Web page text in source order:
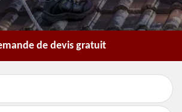
de devis gratuit